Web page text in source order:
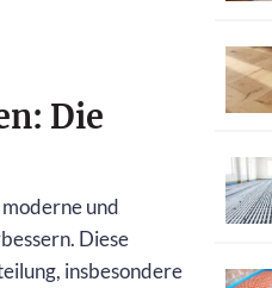
Die
und
Diese
insbesondere